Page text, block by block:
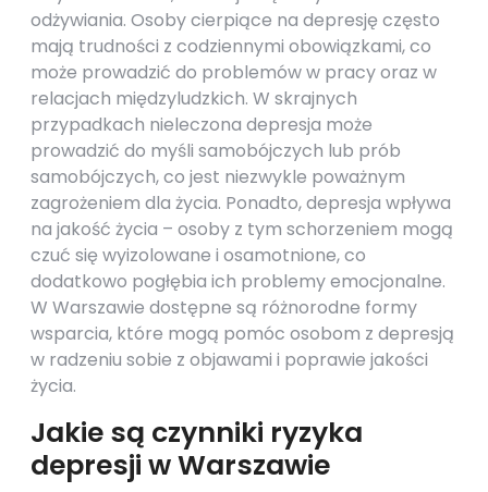
odżywiania. Osoby cierpiące na depresję często
mają trudności z codziennymi obowiązkami, co
może prowadzić do problemów w pracy oraz w
relacjach międzyludzkich. W skrajnych
przypadkach nieleczona depresja może
prowadzić do myśli samobójczych lub prób
samobójczych, co jest niezwykle poważnym
zagrożeniem dla życia. Ponadto, depresja wpływa
na jakość życia – osoby z tym schorzeniem mogą
czuć się wyizolowane i osamotnione, co
dodatkowo pogłębia ich problemy emocjonalne.
W Warszawie dostępne są różnorodne formy
wsparcia, które mogą pomóc osobom z depresją
w radzeniu sobie z objawami i poprawie jakości
życia.
Jakie są czynniki ryzyka
depresji w Warszawie